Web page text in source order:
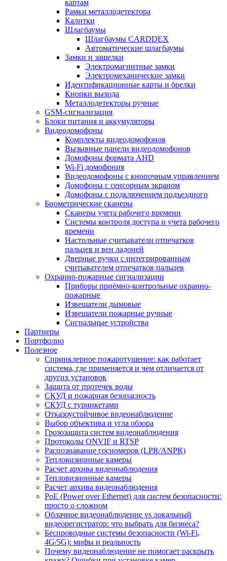
картам
Рамки металлодетектора
Калитки
Шлагбаумы
Шлагбаумы CARDDEX
Автоматические шлагбаумы
Замки и защелки
Электромагнитные замки
Электромеханические замки
Идентификационные карты и брелки
Кнопки выхода
Металлодетекторы ручные
GSM-сигнализация
Блоки питания и аккумуляторы
Видеодомофоны
Комплекты видеодомофонов
Вызывные панели видеодомофонов
Домофоны формата AHD
Wi-Fi домофония
Видеодомофоны с кнопочным управлением
Домофоны с сенсорным экраном
Домофоны с подключением подъездного
Биометрические сканеры
Сканеры учета рабочего времени
Системы контроля доступа и учета рабочего
времени
Настольные считыватели отпечатков
пальцев и вен ладоней
Дверные ручки с интегрированным
считывателем отпечатков пальцев
Охранно-пожарные сигнализации
Приборы приёмно-контрольные охранно-
пожарные
Извещатели дымовые
Извещатели пожарные ручные
Сигнальные устройства
Партнеры
Портфолио
Полезное
Спринклерное пожаротушение: как работает
система, где применяется и чем отличается от
других установок
Защита от протечек воды
СКУД и пожарная безопасность
СКУД с турникетами
Отказоустойчивое видеонаблюдение
Выбор объектива и угла обзора
Грозозащита систем видеонаблюдения
Протоколы ONVIF и RTSP
Распознавание госномеров (LPR/ANPR)
Тепловизионные камеры
Расчет архива видеонаблюдения
Тепловизионные камеры
Расчет архива видеонаблюдения
PoE (Power over Ethernet) для систем безопасности:
просто о сложном
Облачное видеонаблюдение vs локальный
видеорегистратор: что выбрать для бизнеса?
Беспроводные системы безопасности (Wi-Fi,
4G/5G): мифы и реальность
Почему видеонаблюдение не помогает раскрыть